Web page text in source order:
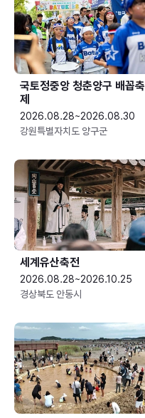
국토정중앙 청춘양구 배꼽축
제
2026.08.28~2026.08.30
강원특별자치도 양구군
세계유산축전
2026.08.28~2026.10.25
경상북도 안동시